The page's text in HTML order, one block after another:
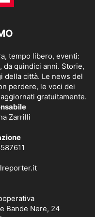
tempo libero, eventi:
da quindici anni. Storie,
della città. Le news del
perdere, le voci dei
gratuitamente.
Zarrilli
Bande Nere, 24